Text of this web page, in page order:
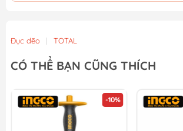
Máy khoan đục bê tông 38mm 1200W
3.434.000₫
Máy khoan đục bê tông 36mm 1800W
2.556.000₫
Đục đẽo | TOTAL
CÓ THỂ BẠN CŨNG THÍCH
-10%